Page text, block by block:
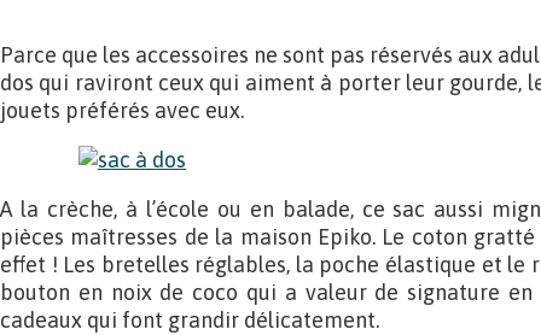
Parce que les accessoires ne sont pas réservés aux
dos qui raviront ceux qui aiment à porter leur gourde,
jouets préférés avec eux.
A la crèche, à l’école ou en balade, ce sac aussi
pièces maîtresses de la maison Epiko. Le coton
effet ! Les bretelles réglables, la poche élastique et le
bouton en noix de coco qui a valeur de signature
cadeaux qui font grandir délicatement.